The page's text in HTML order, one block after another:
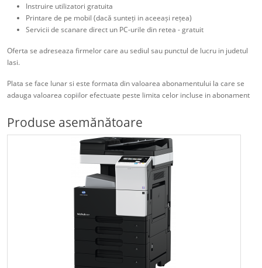
Instruire utilizatori gratuita
Printare de pe mobil (dacă sunteți in aceeași rețea)
Servicii de scanare direct un PC-urile din retea - gratuit
Oferta se adreseaza firmelor care au sediul sau punctul de lucru in judetul
Iasi.
Plata se face lunar si este formata din valoarea abonamentului la care se
adauga valoarea copiilor efectuate peste limita celor incluse in abonament
Produse asemănătoare